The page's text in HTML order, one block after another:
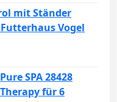
mit Ständer
Vogel
SPA 28428
für 6